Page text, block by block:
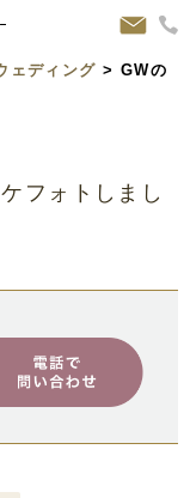
ェディング > GWの
フォトしまし